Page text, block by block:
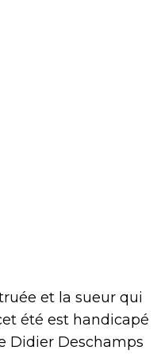
et la sueur qui
été est handicapé
Didier Deschamps